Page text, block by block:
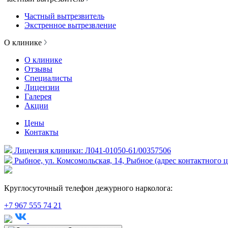
Частный вытрезвитель
Экстренное вытрезвление
О клинике
О клинике
Отзывы
Специалисты
Лицензии
Галерея
Акции
Цены
Контакты
Лицензия клиники: Л041-01050-61/00357506
Рыбное, ул. Комсомольская, 14, Рыбное (адрес контактного
Круглосуточный телефон дежурного нарколога:
+7 967 555 74 21